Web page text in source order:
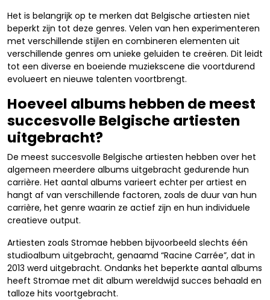
Het is belangrijk op te merken dat Belgische artiesten niet
beperkt zijn tot deze genres. Velen van hen experimenteren
met verschillende stijlen en combineren elementen uit
verschillende genres om unieke geluiden te creëren. Dit leidt
tot een diverse en boeiende muziekscene die voortdurend
evolueert en nieuwe talenten voortbrengt.
Hoeveel albums hebben de meest
succesvolle Belgische artiesten
uitgebracht?
De meest succesvolle Belgische artiesten hebben over het
algemeen meerdere albums uitgebracht gedurende hun
carrière. Het aantal albums varieert echter per artiest en
hangt af van verschillende factoren, zoals de duur van hun
carrière, het genre waarin ze actief zijn en hun individuele
creatieve output.
Artiesten zoals Stromae hebben bijvoorbeeld slechts één
studioalbum uitgebracht, genaamd “Racine Carrée”, dat in
2013 werd uitgebracht. Ondanks het beperkte aantal albums
heeft Stromae met dit album wereldwijd succes behaald en
talloze hits voortgebracht.